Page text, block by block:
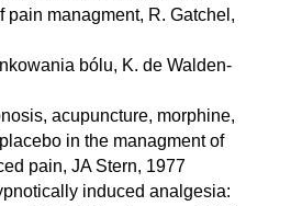
managment, R. Gatchel,
bólu, K. de Walden-
acupuncture, morphine,
in the managment of
pain, JA Stern, 1977
induced analgesia: